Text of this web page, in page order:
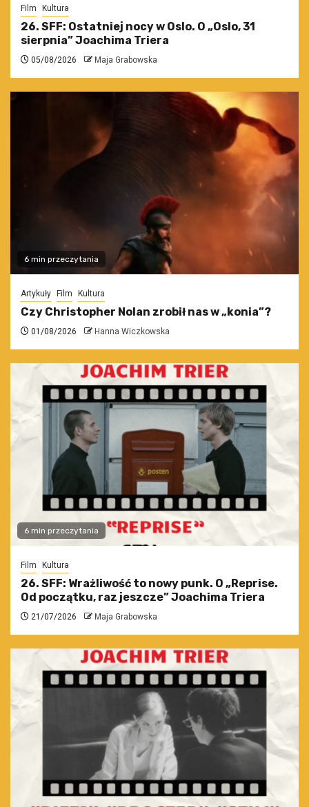
Film Kultura
26. SFF: Ostatniej nocy w Oslo. O „Oslo, 31
sierpnia” Joachima Triera
05/08/2026 Maja Grabowska
6 min przeczytania
Artykuły Film Kultura
Czy Christopher Nolan zrobił nas w „konia”?
01/08/2026 Hanna Wiczkowska
6 min przeczytania
Film Kultura
26. SFF: Wrażliwość to nowy punk. O „Reprise.
Od początku, raz jeszcze” Joachima Triera
21/07/2026 Maja Grabowska